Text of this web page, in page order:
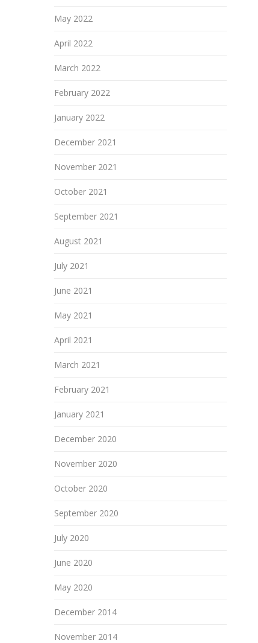
May 2022
April 2022
March 2022
February 2022
January 2022
December 2021
November 2021
October 2021
September 2021
August 2021
July 2021
June 2021
May 2021
April 2021
March 2021
February 2021
January 2021
December 2020
November 2020
October 2020
September 2020
July 2020
June 2020
May 2020
December 2014
November 2014